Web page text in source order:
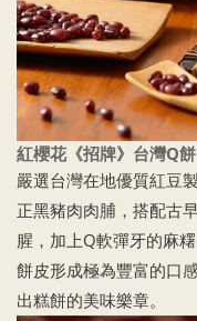
紅櫻花《招牌》台灣Q餅
嚴選台灣在地優質紅豆
正黑豬肉肉脯，搭配古
腥，加上Q軟彈牙的麻
餅皮形成極為豐富的口
出糕餅的美味樂章。